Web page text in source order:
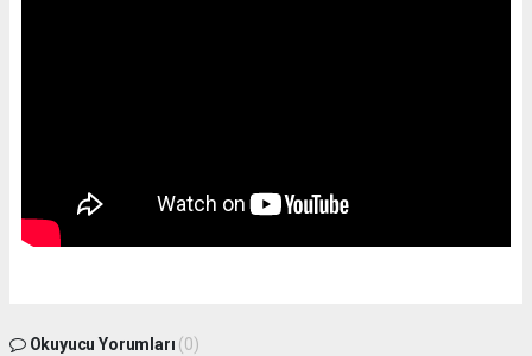
Okuyucu Yorumları (0)